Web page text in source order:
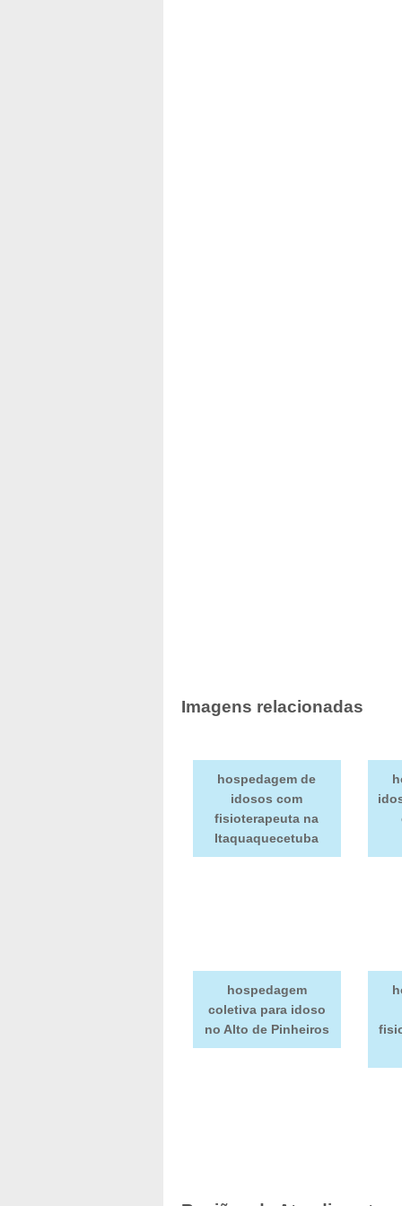
Imagens relacionadas
hospedagem de
idosos com
fisioterapeuta na
Itaquaquecetuba
hospedagem
coletiva para idoso
no Alto de Pinheiros